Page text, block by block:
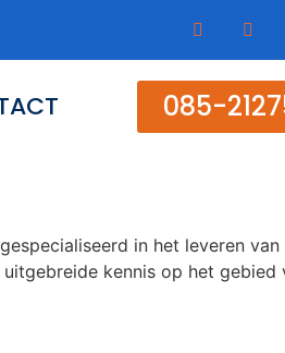
085-
in het leveren
kennis op het gebied